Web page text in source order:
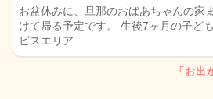
お盆休みに、旦那のおばあちゃんの家
けて帰る予定です。 生後7ヶ月の子ど
ビスエリア…
「お